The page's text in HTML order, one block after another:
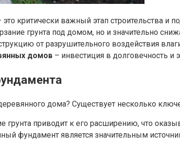
критически важный этап строительства
грунта под домом, но и значительно
от разрушительного воздействия
домов – инвестиция в долговечность
дома? Существует несколько
грунта приводит к его расширению, что
фундамент является значительным